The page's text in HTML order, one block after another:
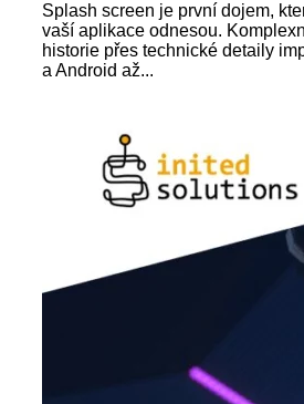
Splash screen je první dojem,
vaší aplikace odnesou.
historie přes technické detaily
a Android až...